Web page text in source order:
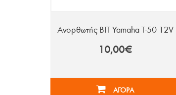
Ανορθωτής BIT Yamaha T-50 12V
10,00€
ΑΓΟΡΑ